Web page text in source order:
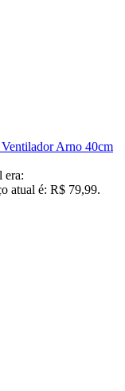
Arno 40cm
era:
atual é: R$ 79,99.